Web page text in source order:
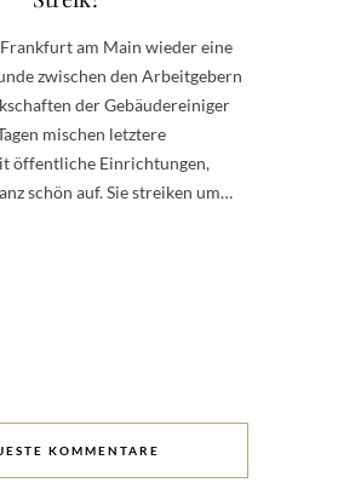
am Main wieder eine
zwischen den Arbeitgebern
der Gebäudereiniger
mischen letztere
öffentliche Einrichtungen,
schön auf. Sie streiken um…
KOMMENTARE